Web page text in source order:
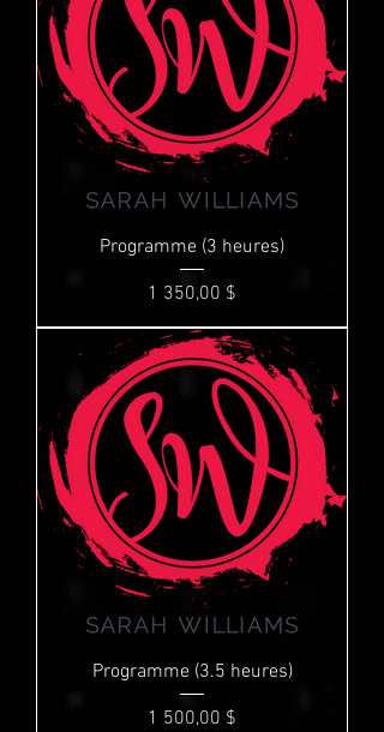
Programme (3 heures)
Prix
1 350,00 $
Programme (3.5 heures)
Prix
1 500,00 $